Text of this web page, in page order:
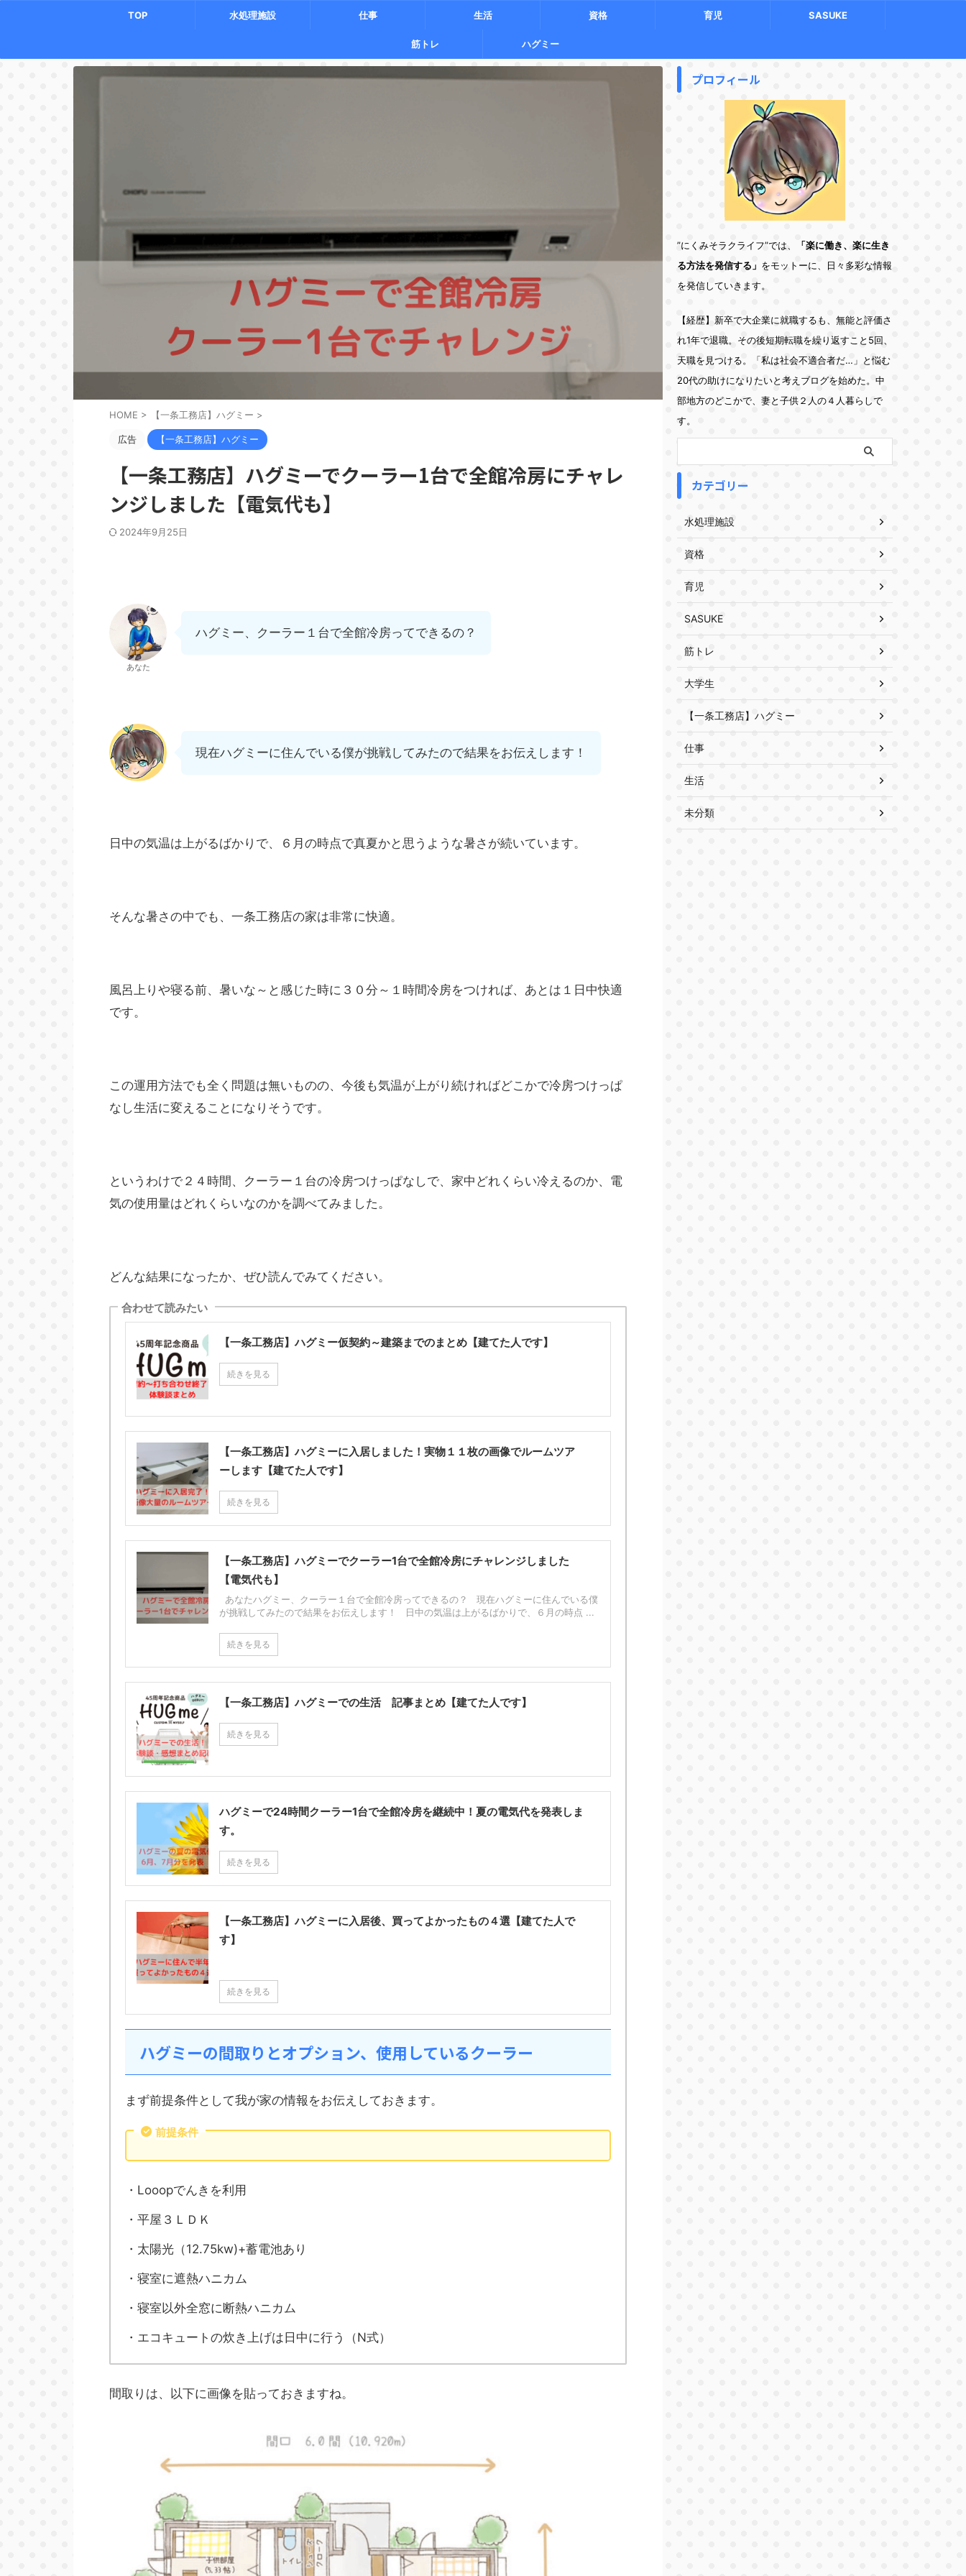
TOP 水処理施設 仕事 生活 資格 育児 SASUKE
筋トレ ハグミー
HOME > 【一条工務店】ハグミー >
広告 【一条工務店】ハグミー
【一条工務店】ハグミーでクーラー1台で全館冷房にチャレ
ンジしました【電気代も】
2024年9月25日
あなた
ハグミー、クーラー１台で全館冷房ってできるの？
現在ハグミーに住んでいる僕が挑戦してみたので結果をお伝えします！
日中の気温は上がるばかりで、６月の時点で真夏かと思うような暑さが続いています。
そんな暑さの中でも、一条工務店の家は非常に快適。
風呂上りや寝る前、暑いな～と感じた時に３０分～１時間冷房をつければ、あとは１日中快適
です。
この運用方法でも全く問題は無いものの、今後も気温が上がり続ければどこかで冷房つけっぱ
なし生活に変えることになりそうです。
というわけで２４時間、クーラー１台の冷房つけっぱなしで、家中どれくらい冷えるのか、電
気の使用量はどれくらいなのかを調べてみました。
どんな結果になったか、ぜひ読んでみてください。
合わせて読みたい
【一条工務店】ハグミー仮契約～建築までのまとめ【建てた人です】
続きを見る
【一条工務店】ハグミーに入居しました！実物１１枚の画像でルームツア
ーします【建てた人です】
続きを見る
【一条工務店】ハグミーでクーラー1台で全館冷房にチャレンジしました
【電気代も】
あなたハグミー、クーラー１台で全館冷房ってできるの？ 現在ハグミーに住んでいる僕
が挑戦してみたので結果をお伝えします！ 日中の気温は上がるばかりで、６月の時点 ...
続きを見る
【一条工務店】ハグミーでの生活 記事まとめ【建てた人です】
続きを見る
ハグミーで24時間クーラー1台で全館冷房を継続中！夏の電気代を発表しま
す。
続きを見る
【一条工務店】ハグミーに入居後、買ってよかったもの４選【建てた人で
す】
続きを見る
ハグミーの間取りとオプション、使用しているクーラー
まず前提条件として我が家の情報をお伝えしておきます。
前提条件
・Looopでんきを利用
・平屋３ＬＤＫ
・太陽光（12.75kw)+蓄電池あり
・寝室に遮熱ハニカム
・寝室以外全窓に断熱ハニカム
・エコキュートの炊き上げは日中に行う（N式）
間取りは、以下に画像を貼っておきますね。
プロフィール
”にくみそラクライフ”では、
「楽に働き、楽に生き
る方法を発信する」 をモットーに、日々多彩な情報
を発信していきます。
【経歴】新卒で大企業に就職するも、無能と評価さ
れ1年で退職。その後短期転職を繰り返すこと5回、
天職を見つける。「私は社会不適合者だ…」と悩む
20代の助けになりたいと考えブログを始めた。中
部地方のどこかで、妻と子供２人の４人暮らしで
す。
カテゴリー
水処理施設
資格
育児
SASUKE
筋トレ
大学生
【一条工務店】ハグミー
仕事
生活
未分類